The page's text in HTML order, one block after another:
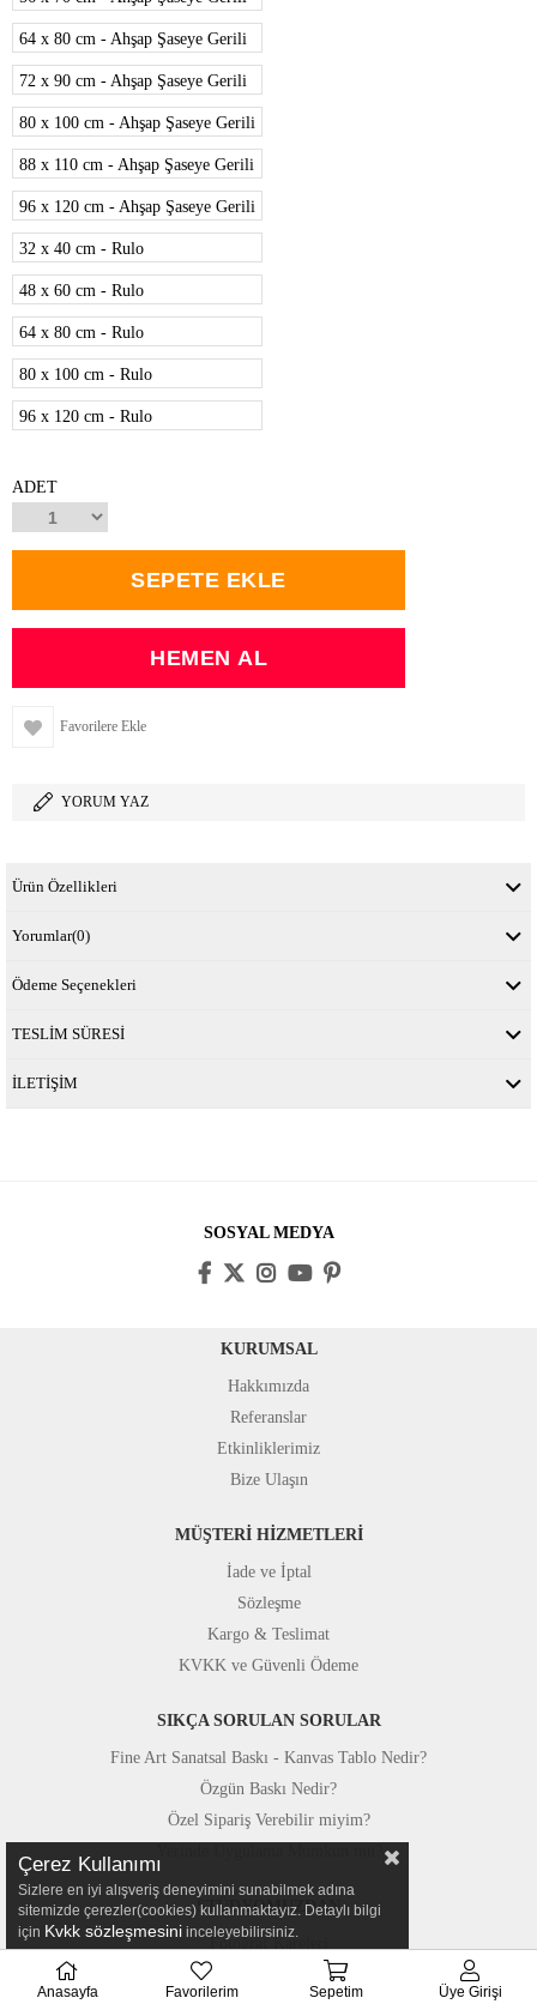
64 x 80 cm - Ahşap Şaseye Gerili
72 x 90 cm - Ahşap Şaseye Gerili
80 x 100 cm - Ahşap Şaseye Gerili
88 x 110 cm - Ahşap Şaseye Gerili
96 x 120 cm - Ahşap Şaseye Gerili
32 x 40 cm - Rulo
48 x 60 cm - Rulo
64 x 80 cm - Rulo
80 x 100 cm - Rulo
96 x 120 cm - Rulo
ADET
Favorilere Ekle
YORUM YAZ
Ürün Özellikleri
Yorumlar(0)
Ödeme Seçenekleri
TESLİM SÜRESİ
İLETİŞİM
SOSYAL MEDYA
KURUMSAL
Hakkımızda
Referanslar
Etkinliklerimiz
Bize Ulaşın
MÜŞTERİ HİZMETLERİ
İade ve İptal
Sözleşme
Kargo & Teslimat
KVKK ve Güvenli Ödeme
SIKÇA SORULAN SORULAR
Fine Art Sanatsal Baskı - Kanvas Tablo Nedir?
Özgün Baskı Nedir?
Özel Sipariş Verebilir miyim?
STÜDYOMUZDAN
Fotoğraf Kareleri
Basında Canvastar
Çerez Kullanımı
Sizlere en iyi alışveriş deneyimini sunabilmek adına
sitemizde çerezler(cookies) kullanmaktayız. Detaylı bilgi
için Kvkk sözleşmesini inceleyebilirsiniz.
Anasayfa Favorilerim Sepetim Üye Girişi